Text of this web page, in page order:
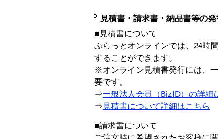
見積書・請求書・納品書等の
■見積書について
ぷらっとオンラインでは、24時
することができます。
※オンライン見積書発行には、
要です。
⇒一般法人会員（BizID）の詳細
⇒ 見積書について詳細はこちら
■請求書について